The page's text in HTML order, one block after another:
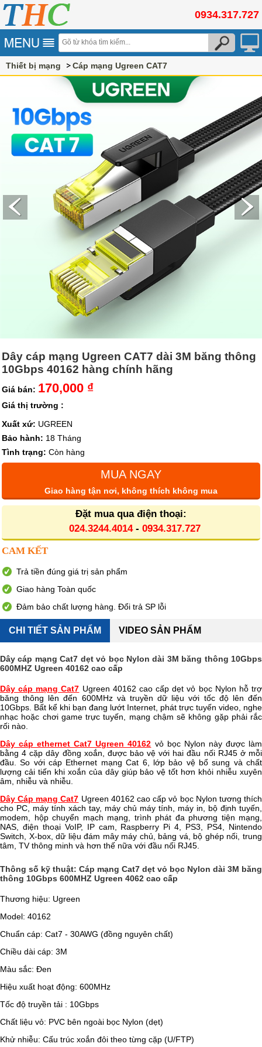
0934.317.727
Thiết bị mạng Cáp mạng Ugreen CAT7
Dây cáp mạng Ugreen CAT7 dài 3M băng thông
10Gbps 40162 hàng chính hãng
Giá bán: 170,000 ₫
Giá thị trường :
Xuất xứ: UGREEN
Bảo hành: 18 Tháng
Tình trạng: Còn hàng
MUA NGAY
Giao hàng tận nơi, không thích không mua
Đặt mua qua điện thoại:
024.3244.4014- 0934.317.727
CAM KẾT
Trả tiền đúng giá trị sản phẩm
Giao hàng Toàn quốc
Đảm bảo chất lượng hàng. Đổi trả SP lỗi
CHI TIẾT SẢN PHẨM VIDEO SẢN PHẨM
Dây cáp mạng Cat7 dẹt vỏ bọc Nylon dài 3M băng thông 10Gbps
600MHZ Ugreen 40162 cao cấp
Dây cáp mạng Cat7 Ugreen 40162 cao cấp dẹt vỏ bọc Nylon hỗ trợ
băng thông lên đến 600MHz và truyền dữ liệu với tốc độ lên đến
10Gbps. Bất kể khi bạn đang lướt Internet, phát trực tuyến video, nghe
nhạc hoặc chơi game trực tuyến, mạng chậm sẽ không gặp phải rắc
rối nào.
Dây cáp ethernet Cat7 Ugreen 40162 vỏ bọc Nylon này được làm
bằng 4 cặp dây đồng xoắn, được bảo vệ với hai đầu nối RJ45 ở mỗi
đầu. So với cáp Ethernet mạng Cat 6, lớp bảo vệ bổ sung và chất
lượng cải tiến khi xoắn của dây giúp bảo vệ tốt hơn khỏi nhiễu xuyên
âm, nhiễu và nhiễu.
Dây Cáp mạng Cat7 Ugreen 40162 cao cấp vỏ bọc Nylon tương thích
cho PC, máy tính xách tay, máy chủ máy tính, máy in, bộ định tuyến,
modem, hộp chuyển mạch mạng, trình phát đa phương tiện mạng,
NAS, điện thoại VoIP, IP cam, Raspberry Pi 4, PS3, PS4, Nintendo
Switch, X-box, dữ liệu đám mây máy chủ, bảng vá, bộ ghép nối, trung
tâm, TV thông minh và hơn thế nữa với đầu nối RJ45.
Thông số kỹ thuật: Cáp mạng Cat7 dẹt vỏ bọc Nylon dài 3M băng
thông 10Gbps 600MHZ Ugreen 4062 cao cấp
Thương hiệu: Ugreen
Model: 40162
Chuẩn cáp: Cat7 - 30AWG (đồng nguyên chất)
Chiều dài cáp: 3M
Màu sắc: Đen
Hiệu xuất hoạt động: 600MHz
Tốc độ truyền tải : 10Gbps
Chất liệu vỏ: PVC bên ngoài bọc Nylon (dẹt)
Khử nhiễu: Cấu trúc xoắn đôi theo từng cặp (U/FTP)